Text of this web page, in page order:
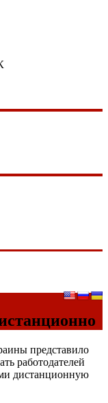
представило
работодателей
дистанционную